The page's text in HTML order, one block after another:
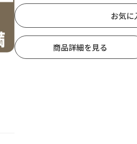
お気に
商品詳細を見る